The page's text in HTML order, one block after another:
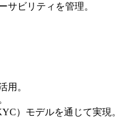
サビリティを管理。
用。
）モデルを通じて実現。